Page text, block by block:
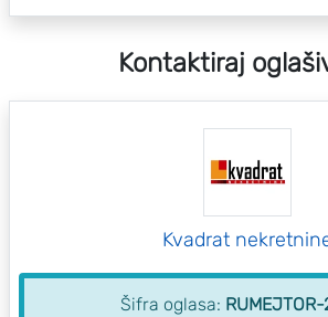
Kontaktiraj
Kvadrat
Šifra oglasa: